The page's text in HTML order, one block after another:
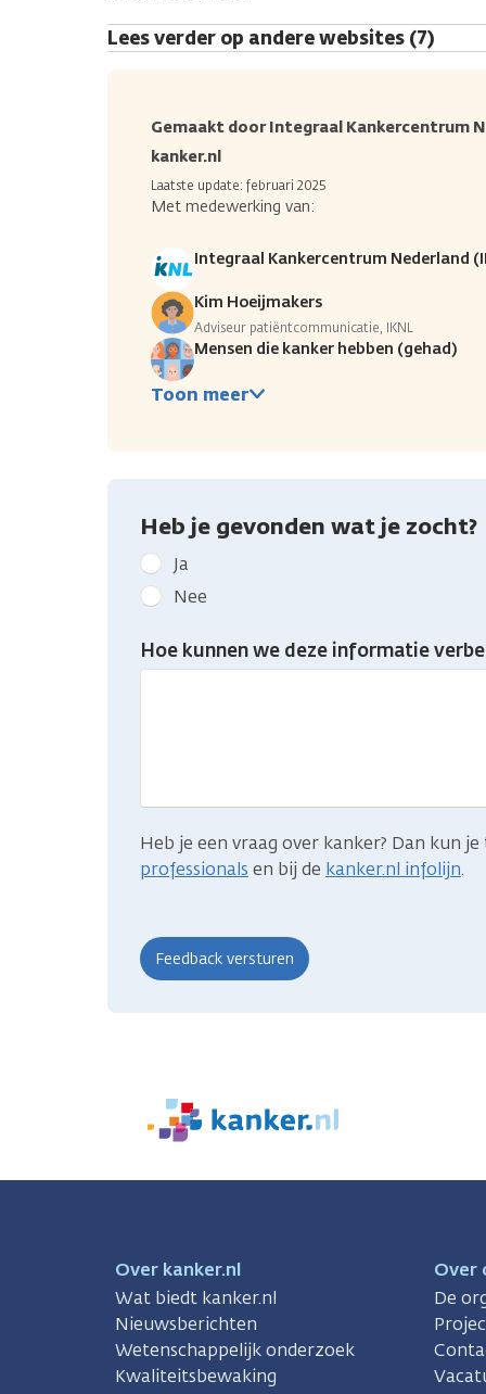
Lees verder op andere websites (7)
Gemaakt door Integraal Kankercentrum
kanker.nl
Laatste update: februari 2025
Met medewerking van:
Integraal Kankercentrum Nederland
Kim Hoeijmakers
Adviseur patiëntcommunicatie, IKNL
Mensen die kanker hebben (gehad)
Toon meer
Heb je gevonden wat je zocht?
Geef
kanker.nl
feedback:
Heb
je
Ja
Nee
Hoe kunnen we deze informatie
Heb je een vraag over kanker? Dan kun
professionals en bij de kanker.nl infolijn.
We
er
Over kanker.nl
Wat biedt kanker.nl
Nieuwsberichten
Wetenschappelijk onderzoek
Kwaliteitsbewaking
Over
De